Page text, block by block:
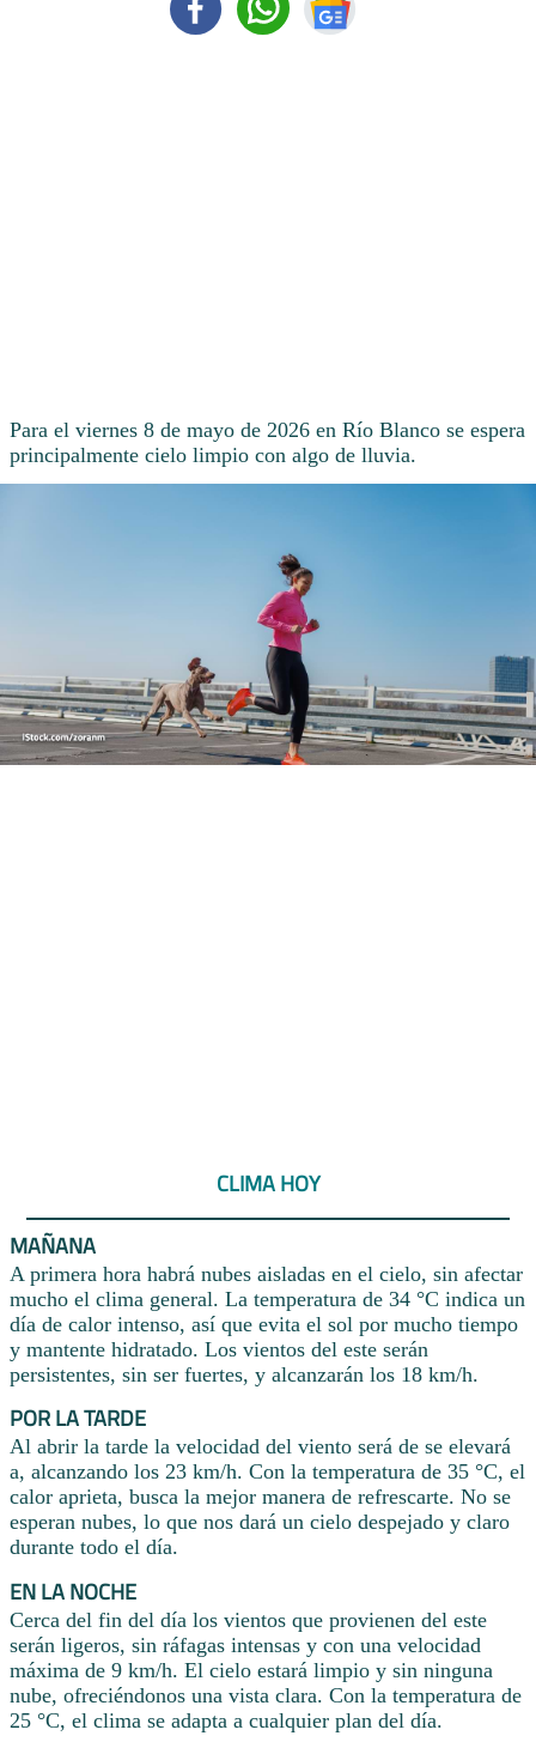
Para el viernes 8 de mayo de 2026 en Río Blanco se espera
principalmente cielo limpio con algo de lluvia.
CLIMA HOY
MAÑANA
A primera hora habrá nubes aisladas en el cielo, sin afectar
mucho el clima general. La temperatura de 34 °C indica un
día de calor intenso, así que evita el sol por mucho tiempo
y mantente hidratado. Los vientos del este serán
persistentes, sin ser fuertes, y alcanzarán los 18 km/h.
POR LA TARDE
Al abrir la tarde la velocidad del viento será de se elevará
a, alcanzando los 23 km/h. Con la temperatura de 35 °C, el
calor aprieta, busca la mejor manera de refrescarte. No se
esperan nubes, lo que nos dará un cielo despejado y claro
durante todo el día.
EN LA NOCHE
Cerca del fin del día los vientos que provienen del este
serán ligeros, sin ráfagas intensas y con una velocidad
máxima de 9 km/h. El cielo estará limpio y sin ninguna
nube, ofreciéndonos una vista clara. Con la temperatura de
25 °C, el clima se adapta a cualquier plan del día.